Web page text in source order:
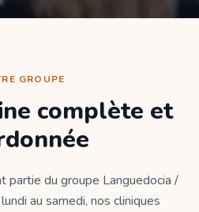
GROUPE
complète et
partie du groupe Languedocia /
au samedi, nos cliniques